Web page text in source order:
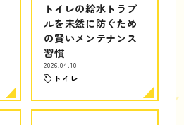
トイレの給水トラブ
ルを未然に防ぐため
の賢いメンテナンス
習慣
2026.04.10
トイレ